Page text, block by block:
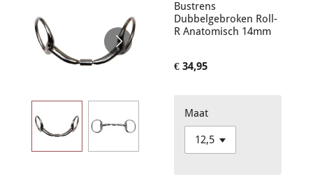
Bustrens
Dubbelgebroken Roll-
R Anatomisch 14mm
€ 34,95
Maat